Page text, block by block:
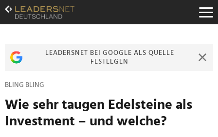
Zum
Inhalt
Zur
Zur
LEADERSNET BEI GOOGLE ALS QUELLE
FESTLEGEN
BLING BLING
Wie sehr taugen Edelsteine als
Investment – und welche?